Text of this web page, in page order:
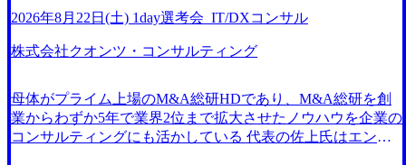
の目標のレベル感が合致するようにしています。 2.「パフォ
める 私たちの仕事はプロジェクトごとに期待値や役割が異
側面があります。そのためMSOL Digitalでは、「キャリアバ
ンド」ごとの基準に照らしながら、個々人の「成果」につい
て、しっかりと1人ずつ議論をして評価を決めています。 3.
のプロセスで描くコンサルの新常識 (https://www.bizreach.jp/jo
するコンサルティングに挑戦 (https://www.bizreach.jp/job-feed/
なビジネスモデルを確立する (https://www.bizreach.jp/job-feed/
public-advertising/3tvy76h/) プロレド・パートナーズの特徴
（代表取締役 佐谷進） (https://youtu.be/7AphtuMfANE) 事業に
おける他ファームとの違い（執行役員 奥村純平） (https://you
の割合 https://storage.googleapis.com/our-vision-production.appspo
t.com/public/images/20250523184541_c1a89dfa-0349-4e5a-9943-e
1b1c0d082e0_1200x746.webp ストラテジー＆ハンズオンセク
ター立ち上げ。“価値=対価”の企業理念を体現する新たなコ
ーズインタビュー 代表取締役 佐谷氏、大城氏】 (https://my-vi
sion.co.jp/consulting-firm/prored/interview01) 結果を出すコンサ
ルに拘る。完全成果報酬型から始まったコストマネジメント
2026年8月22日(土) 1day選考会_IT/DXコンサル
株式会社クオンツ・コンサルティング
母体がプライム上場のM&A総研HDであり、M&A総研を創
業からわずか5年で業界2位まで拡大させたノウハウを企業の
コンサルティングにも活かしている 代表の佐上氏はエンジ